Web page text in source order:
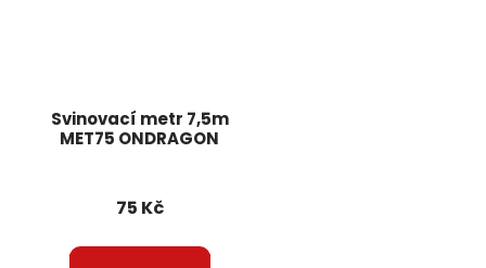
Svinovací metr 7,5m
MET75 ONDRAGON
75 Kč